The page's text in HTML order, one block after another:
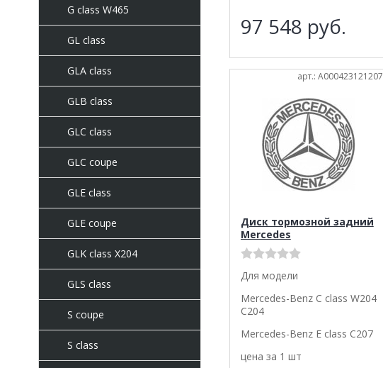
G class W465
GL class
GLA class
GLB class
GLC class
GLC coupe
GLE class
GLE coupe
GLK class X204
GLS class
S coupe
S class
97 548 руб.
арт.: A000423121207
Диск тормозной задний
Mercedes
Для модели
Mercedes-Benz C class W204
C204
Mercedes-Benz E class C207
цена за 1 шт